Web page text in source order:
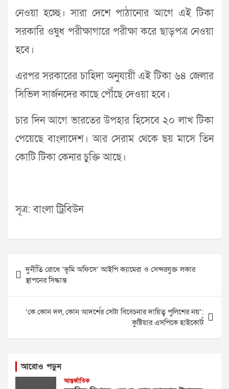
নেওয়া হচ্ছে। সারা দেশে পাঠানোর আগে এই টিকা
সরকারি ওষুধ পরীক্ষাগারে পরীক্ষা করে ছাড়পত্র নেওয়া
হবে।
এরপর সরকারের চাহিদা অনুযায়ী এই টিকা ৬৪ জেলার
সিভিল সার্জনদের কাছে পৌঁছে দেওয়া হবে।
চার দিন আগে ভারতের উপহার হিসেবে ২০ লাখ টিকা
পেয়েছে বাংলাদেশ। আর সেরাম থেকে ছয় মাসে তিন
কোটি টিকা কেনার চুক্তি আছে।
সূত্র: বাংলা ট্রিবিউন
Post
navigation
দুর্নীতি রোধে ‘ভূমি অফিসে’ আইপি ক্যামেরা ও সেন্সরযুক্ত লকার
স্থাপনের সিদ্ধান্ত
‘কে কোন দল, কোন আদর্শের সেটা বিবেচনার দায়িত্ব পুলিশের নয়’:
কুষ্টিয়ার এসপিকে হাইকোর্ট
আরোও পড়ুন
আন্তর্জাতিক